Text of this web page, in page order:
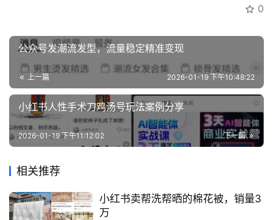
创
资
源
会
专
0
公众号发潮流发型，流量稳定精准变现
上一篇 2026-01-19 下午10:48:22
小红书人性手术刀鸡汤号玩法案例分享
下一篇
2026-01-19 下午11:12:02
相关推荐
小红书卖帮洗帮晒的棉花被，销量3
万